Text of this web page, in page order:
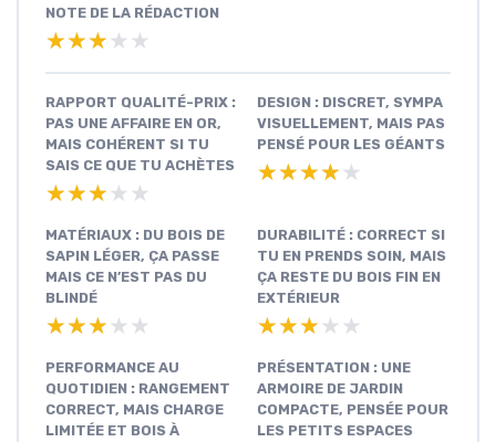
NOTE DE LA RÉDACTION
★★★★★
★★★★★
RAPPORT QUALITÉ-PRIX :
PAS UNE AFFAIRE EN OR,
MAIS COHÉRENT SI TU
SAIS CE QUE TU ACHÈTES
★★★★★
★★★★★
DESIGN : DISCRET, SYMPA
VISUELLEMENT, MAIS PAS
PENSÉ POUR LES GÉANTS
★★★★★
★★★★★
MATÉRIAUX : DU BOIS DE
SAPIN LÉGER, ÇA PASSE
MAIS CE N’EST PAS DU
BLINDÉ
★★★★★
★★★★★
DURABILITÉ : CORRECT SI
TU EN PRENDS SOIN, MAIS
ÇA RESTE DU BOIS FIN EN
EXTÉRIEUR
★★★★★
★★★★★
PERFORMANCE AU
QUOTIDIEN : RANGEMENT
CORRECT, MAIS CHARGE
LIMITÉE ET BOIS À
PRÉSENTATION : UNE
ARMOIRE DE JARDIN
COMPACTE, PENSÉE POUR
LES PETITS ESPACES